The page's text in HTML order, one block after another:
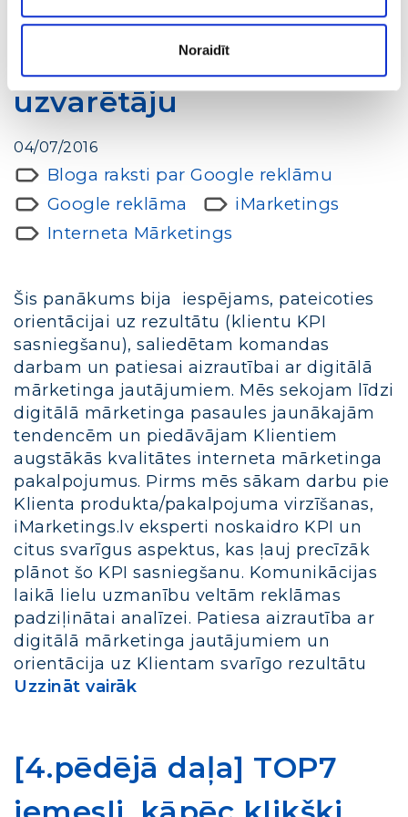
Noraidīt
sacensības Game on
pirmā ceturkšņa
uzvarētāju
04/07/2016
Bloga raksti par Google reklāmu
Google reklāma
iMarketings
Interneta Mārketings
Šis panākums bija iespējams, pateicoties
orientācijai uz rezultātu (klientu KPI
sasniegšanu), saliedētam komandas
darbam un patiesai aizrautībai ar digitālā
mārketinga jautājumiem. Mēs sekojam līdzi
digitālā mārketinga pasaules jaunākajām
tendencēm un piedāvājam Klientiem
augstākās kvalitātes interneta mārketinga
pakalpojumus. Pirms mēs sākam darbu pie
Klienta produkta/pakalpojuma virzīšanas,
iMarketings.lv eksperti noskaidro KPI un
citus svarīgus aspektus, kas ļauj precīzāk
plānot šo KPI sasniegšanu. Komunikācijas
laikā lielu uzmanību veltām reklāmas
padziļinātai analīzei. Patiesa aizrautība ar
digitālā mārketinga jautājumiem un
orientācija uz Klientam svarīgo rezultātu
Uzzināt vairāk
[4.pēdējā daļa] TOP7